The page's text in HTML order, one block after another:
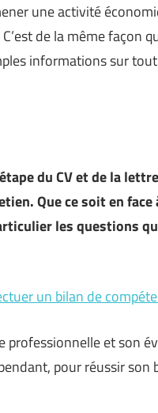
une activité
de la même façon
informations sur
du CV et de la
Que ce soit en
les questions
un bilan de
et son
pour réussir